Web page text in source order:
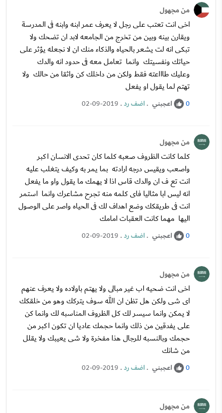
من مجهول
اخى انت تعتب على رجل لا يعرف عمر ابنه وابنه فى المدرسة
ويقارن بينه وبين من تخرج من الجامعه لابد ان تضحك ولا
تبكى انه لت يشعر بالحياه والذكاء منك ان لا نجعله يؤثر على
حياتك ونفسيتك وانما تعامل معه فى حدود انه والدك
وعليك طاااعته فقط ولكن من داخلك كن واثقا من حالك ولا
تهتم لما يقول او يفعل
0 اعجبني .اضف رد.
02-09-2019
من مجهول
كلما كانت الظروف صعبه كلما كان تحدى الانسان اكبر
واصعب ويقيس درجه ارادته بما يمر به وكيف يتغلب عليه
انت تع ف ان والدك قاس اذا لا يهمك ما يقول واو ما يفعل
انه ليس ابا مثاليا فاى كلمه منه تجرح مشاعرك وانما استمر
انت فى طريقكك وضع اهداف لك فى الحياه واصر على الوصول
اليها مهما كانت العقبات امامك
0 اعجبني .اضف رد.
02-09-2019
من مجهول
اخى انت ضحيه اب غير مبالى ولا يهتم باولاده ولا يعرف عنهم
اى شى ولكن هل تظن ان الله سوف يتركك وهو من خلقكك
لا يمكن وانما سيسر لك كل الظروف المناسبه لك وانما كن
على يفدقين من ذلك وانما حجمك عاديا ان تكون اكبر من
حجمك وبالنسبه للرجال هذا مفخرة ولا شى يعيبك ولا يقلل
من شانك
0 اعجبني .اضف رد.
02-09-2019
من مجهول